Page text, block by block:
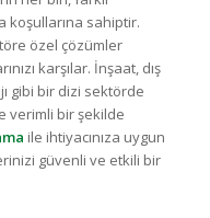
koşullarına sahiptir.
özel çözümler
karşılar. İnşaat, dış
gibi bir dizi sektörde
verimli bir şekilde
ile ihtiyacınıza uygun
güvenli ve etkili bir